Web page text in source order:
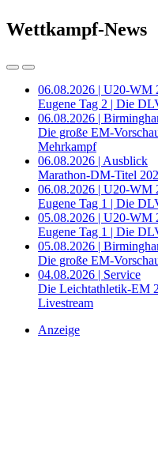
Wettkampf-News
06.08.2026 | U20-WM
Eugene Tag 2 | Die
06.08.2026 |
Die große EM-
Mehrkampf
06.08.2026 | Ausblick
Marathon-DM-Titel
06.08.2026 | U20-WM
Eugene Tag 1 | Die
05.08.2026 | U20-WM
Eugene Tag 1 | Die
05.08.2026 |
Die große EM-
04.08.2026 | Service
Die Leichtathletik-EM
Livestream
Anzeige